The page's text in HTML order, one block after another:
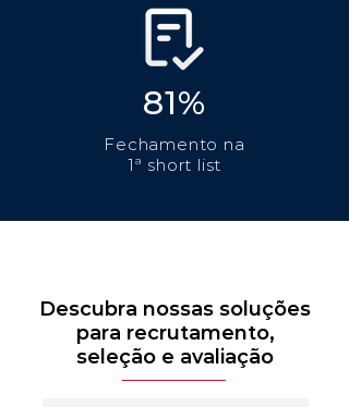
81%
Fechamento na
1ª short list
Descubra nossas soluções
para recrutamento,
seleção e avaliação